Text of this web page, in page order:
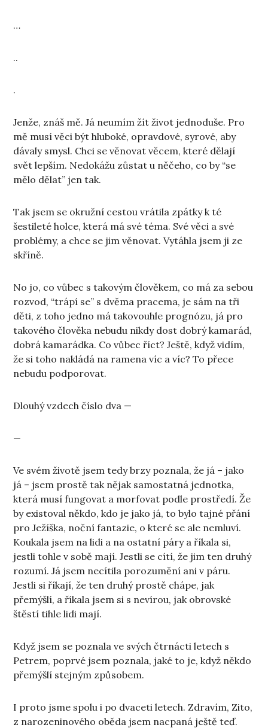
…
..
.
Jenže, znáš mě. Já neumím žít život jednoduše. Pro
mě musí věci být hluboké, opravdové, syrové, aby
dávaly smysl. Chci se věnovat věcem, které dělají
svět lepším. Nedokážu zůstat u něčeho, co by “se
mělo dělat” jen tak.
Tak jsem se okružní cestou vrátila zpátky k té
šestileté holce, která má své téma. Své věci a své
problémy, a chce se jim věnovat. Vytáhla jsem ji ze
skříně.
No jo, co vůbec s takovým člověkem, co má za sebou
rozvod, “trápí se” s dvěma pracema, je sám na tři
děti, z toho jedno má takovouhle prognózu, já pro
takového člověka nebudu nikdy dost dobrý kamarád,
dobrá kamarádka. Co vůbec říct? Ještě, když vidím,
že si toho nakládá na ramena víc a víc? To přece
nebudu podporovat.
Dlouhý vzdech číslo dva —
—
Ve svém životě jsem tedy brzy poznala, že já – jako
já – jsem prostě tak nějak samostatná jednotka,
která musí fungovat a morfovat podle prostředí. Že
by existoval někdo, kdo je jako já, to bylo tajné přání
pro Ježíška, noční fantazie, o které se ale nemluví.
Koukala jsem na lidi a na ostatní páry a říkala si,
jestli tohle v sobě mají. Jestli se cítí, že jim ten druhý
rozumí. Já jsem necítila porozumění ani v páru.
Jestli si říkají, že ten druhý prostě chápe, jak
přemýšlí, a říkala jsem si s nevírou, jak obrovské
štěstí tihle lidi mají.
Když jsem se poznala ve svých čtrnácti letech s
Petrem, poprvé jsem poznala, jaké to je, když někdo
přemýšlí stejným způsobem.
I proto jsme spolu i po dvaceti letech. Zdravím, Zito,
z narozeninového oběda jsem nacpaná ještě teď.